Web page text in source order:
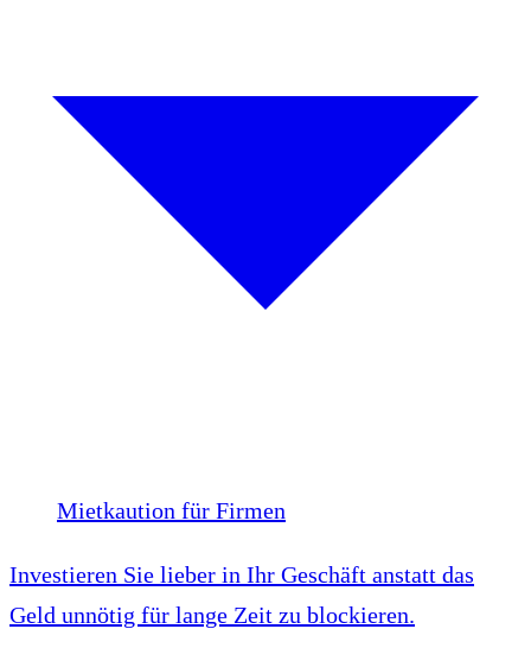
Mietkaution für Firmen
Investieren Sie lieber in Ihr Geschäft anstatt das
Geld unnötig für lange Zeit zu blockieren.